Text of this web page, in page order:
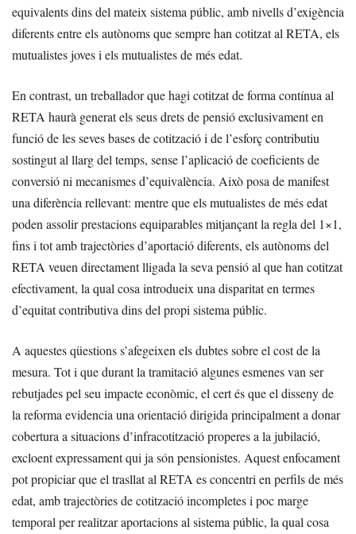
equivalents dins del mateix sistema públic, amb nivells d’exigència
diferents entre els autònoms que sempre han cotitzat al RETA, els
mutualistes joves i els mutualistes de més edat.
En contrast, un treballador que hagi cotitzat de forma contínua al
RETA haurà generat els seus drets de pensió exclusivament en
funció de les seves bases de cotització i de l’esforç contributiu
sostingut al llarg del temps, sense l’aplicació de coeficients de
conversió ni mecanismes d’equivalència. Això posa de manifest
una diferència rellevant: mentre que els mutualistes de més edat
poden assolir prestacions equiparables mitjançant la regla del 1×1,
fins i tot amb trajectòries d’aportació diferents, els autònoms del
RETA veuen directament lligada la seva pensió al que han cotitzat
efectivament, la qual cosa introdueix una disparitat en termes
d’equitat contributiva dins del propi sistema públic.
A aquestes qüestions s’afegeixen els dubtes sobre el cost de la
mesura. Tot i que durant la tramitació algunes esmenes van ser
rebutjades pel seu impacte econòmic, el cert és que el disseny de
la reforma evidencia una orientació dirigida principalment a donar
cobertura a situacions d’infracotització properes a la jubilació,
excloent expressament qui ja són pensionistes. Aquest enfocament
pot propiciar que el trasllat al RETA es concentri en perfils de més
edat, amb trajectòries de cotització incompletes i poc marge
temporal per realitzar aportacions al sistema públic, la qual cosa